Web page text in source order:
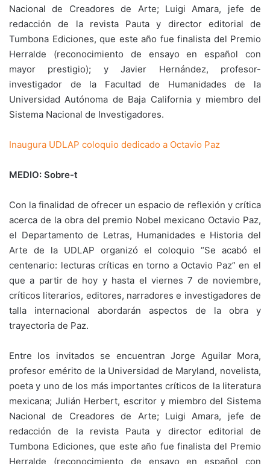
Nacional de Creadores de Arte; Luigi Amara, jefe de
redacción de la revista Pauta y director editorial de
Tumbona Ediciones, que este año fue finalista del Premio
Herralde (reconocimiento de ensayo en español con
mayor prestigio); y Javier Hernández, profesor-
investigador de la Facultad de Humanidades de la
Universidad Autónoma de Baja California y miembro del
Sistema Nacional de Investigadores.
Inaugura UDLAP coloquio dedicado a Octavio Paz
MEDIO: Sobre-t
Con la finalidad de ofrecer un espacio de reflexión y crítica
acerca de la obra del premio Nobel mexicano Octavio Paz,
el Departamento de Letras, Humanidades e Historia del
Arte de la UDLAP organizó el coloquio “Se acabó el
centenario: lecturas críticas en torno a Octavio Paz” en el
que a partir de hoy y hasta el viernes 7 de noviembre,
críticos literarios, editores, narradores e investigadores de
talla internacional abordarán aspectos de la obra y
trayectoria de Paz.
Entre los invitados se encuentran Jorge Aguilar Mora,
profesor emérito de la Universidad de Maryland, novelista,
poeta y uno de los más importantes críticos de la literatura
mexicana; Julián Herbert, escritor y miembro del Sistema
Nacional de Creadores de Arte; Luigi Amara, jefe de
redacción de la revista Pauta y director editorial de
Tumbona Ediciones, que este año fue finalista del Premio
Herralde (reconocimiento de ensayo en español con